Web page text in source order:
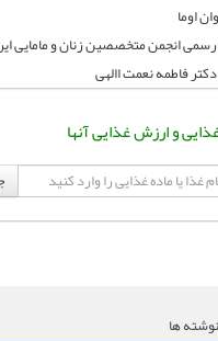
اوما
انجمن متخصصین زنان و مامایی
فاطمه نعمت االهی
و ارزش غذایی آنها
ها